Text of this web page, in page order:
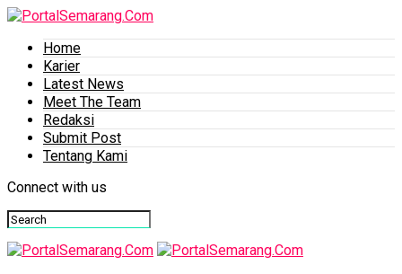
Home
Karier
Latest News
Meet The Team
Redaksi
Submit Post
Tentang Kami
Connect with us